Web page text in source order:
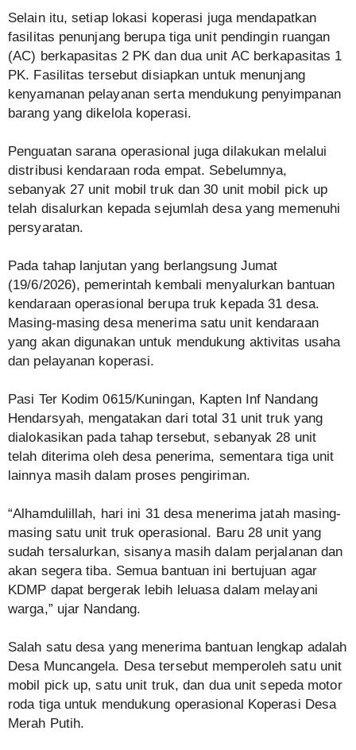
Selain itu, setiap lokasi koperasi juga mendapatkan
fasilitas penunjang berupa tiga unit pendingin ruangan
(AC) berkapasitas 2 PK dan dua unit AC berkapasitas 1
PK. Fasilitas tersebut disiapkan untuk menunjang
kenyamanan pelayanan serta mendukung penyimpanan
barang yang dikelola koperasi.
Penguatan sarana operasional juga dilakukan melalui
distribusi kendaraan roda empat. Sebelumnya,
sebanyak 27 unit mobil truk dan 30 unit mobil pick up
telah disalurkan kepada sejumlah desa yang memenuhi
persyaratan.
Pada tahap lanjutan yang berlangsung Jumat
(19/6/2026), pemerintah kembali menyalurkan bantuan
kendaraan operasional berupa truk kepada 31 desa.
Masing-masing desa menerima satu unit kendaraan
yang akan digunakan untuk mendukung aktivitas usaha
dan pelayanan koperasi.
Pasi Ter Kodim 0615/Kuningan, Kapten Inf Nandang
Hendarsyah, mengatakan dari total 31 unit truk yang
dialokasikan pada tahap tersebut, sebanyak 28 unit
telah diterima oleh desa penerima, sementara tiga unit
lainnya masih dalam proses pengiriman.
“Alhamdulillah, hari ini 31 desa menerima jatah masing-
masing satu unit truk operasional. Baru 28 unit yang
sudah tersalurkan, sisanya masih dalam perjalanan dan
akan segera tiba. Semua bantuan ini bertujuan agar
KDMP dapat bergerak lebih leluasa dalam melayani
warga,” ujar Nandang.
Salah satu desa yang menerima bantuan lengkap adalah
Desa Muncangela. Desa tersebut memperoleh satu unit
mobil pick up, satu unit truk, dan dua unit sepeda motor
roda tiga untuk mendukung operasional Koperasi Desa
Merah Putih.